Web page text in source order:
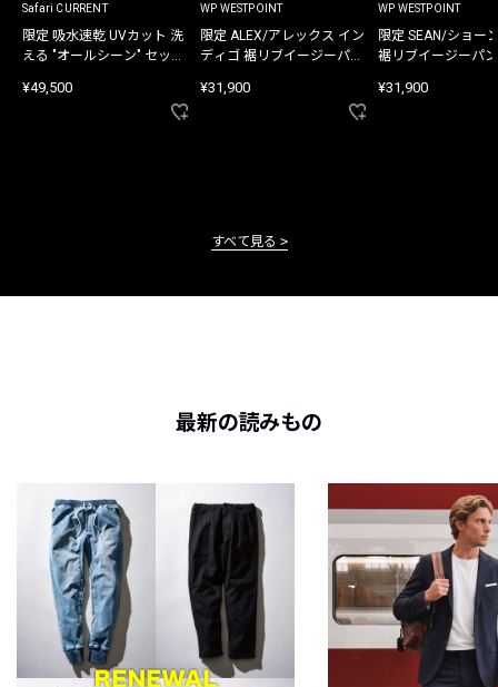
Safari CURRENT
限定 吸水速乾 UVカット 洗
える "オールシーン" セット
¥49,500
WP WESTPOINT
限定 ALEX/アレックス イン
ディゴ 裾リブイージーパン
¥31,900
WP WESTPOINT
限定 SEAN/ショー
裾リブイージーパ
¥31,900
すべて見る
最新の読みもの